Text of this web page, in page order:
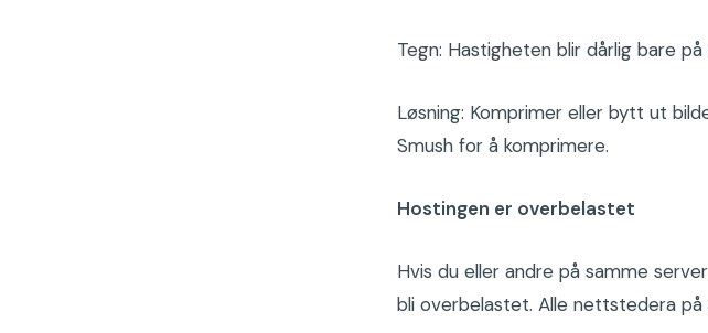
Tegn: Hastigheten blir dårlig bare
Løsning: Komprimer eller bytt ut
Smush for å komprimere.
Hostingen er overbelastet
Hvis du eller andre på samme
bli overbelastet. Alle nettstedera